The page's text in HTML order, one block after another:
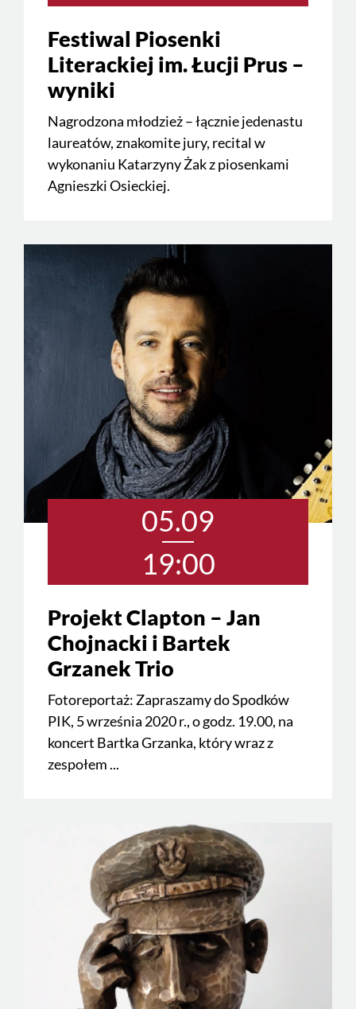
Festiwal Piosenki
Literackiej im. Łucji Prus –
wyniki
Nagrodzona młodzież – łącznie jedenastu
laureatów, znakomite jury, recital w
wykonaniu Katarzyny Żak z piosenkami
Agnieszki Osieckiej.
05.09
19:00
Projekt Clapton – Jan
Chojnacki i Bartek
Grzanek Trio
Fotoreportaż: Zapraszamy do Spodków
PIK, 5 września 2020 r., o godz. 19.00, na
koncert Bartka Grzanka, który wraz z
zespołem ...